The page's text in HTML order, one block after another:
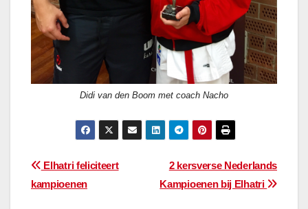
Didi van den Boom met coach Nacho
Bericht
navigatie
2 kersverse Nederlands
Kampioenen bij Elhatri
Elhatri feliciteert
kampioenen